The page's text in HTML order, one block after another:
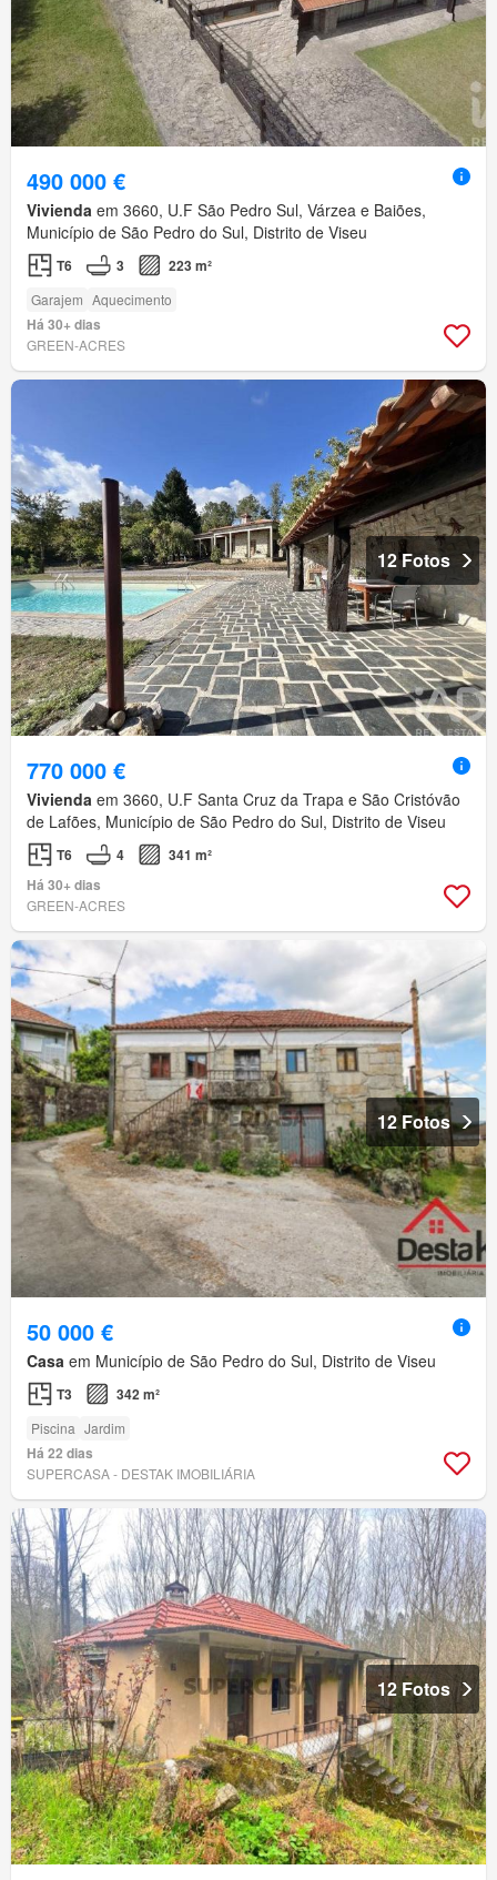
490 000 €
Vivienda em 3660, U.F São Pedro Sul, Várzea e Baiões,
Município de São Pedro do Sul, Distrito de Viseu
T6 3 223 m²
Garajem Aquecimento
Há 30+ dias
GREEN-ACRES
12 Fotos
770 000 €
Vivienda em 3660, U.F Santa Cruz da Trapa e São Cristóvão
de Lafões, Município de São Pedro do Sul, Distrito de Viseu
T6 4
341 m²
Há 30+ dias
GREEN-ACRES
12 Fotos
50 000 €
Casa em Município de São Pedro do Sul, Distrito de Viseu
T3 342 m²
Piscina Jardim
Há 22 dias
SUPERCASA - DESTAK IMOBILIÁRIA
12 Fotos